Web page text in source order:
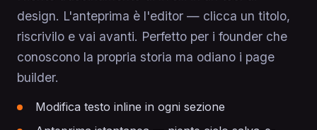
design. L'anteprima è l'editor — clicca un titolo,
riscrivilo e vai avanti. Perfetto per i founder che
conoscono la propria storia ma odiano i page
builder.
Modifica testo inline in ogni sezione